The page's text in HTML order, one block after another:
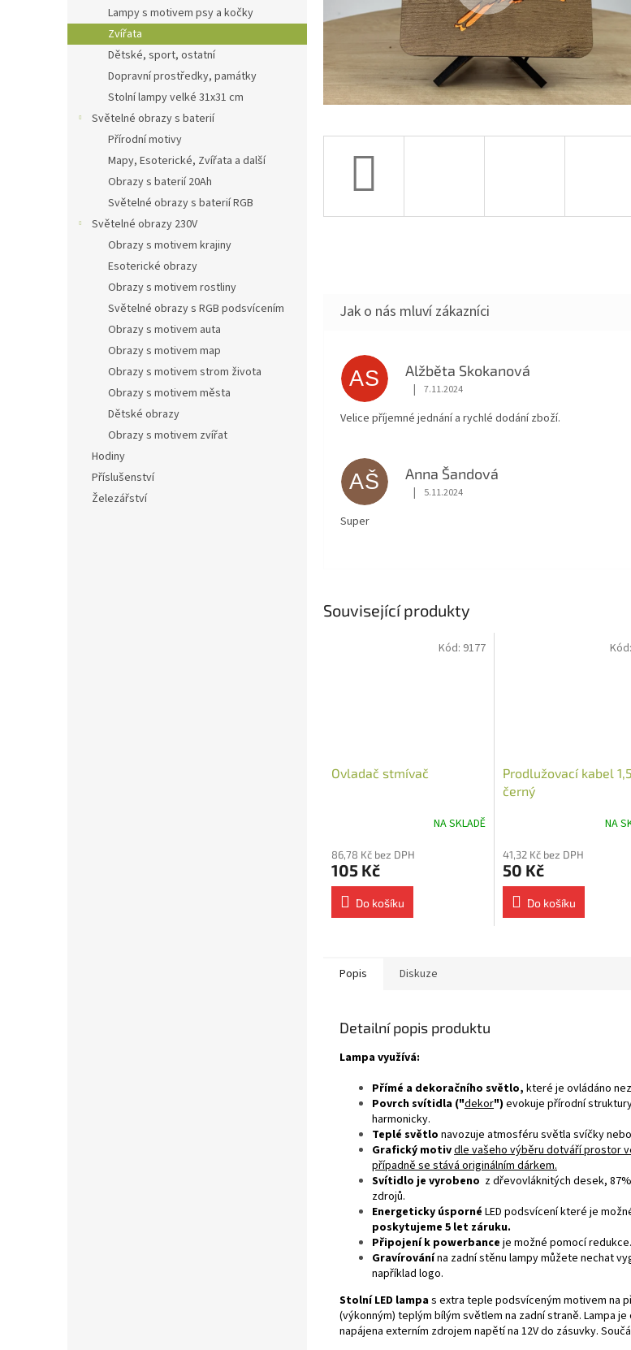
e
l
Lampy s motivem psy a kočky
Zvířata
Dětské, sport, ostatní
Dopravní prostředky, památky
Stolní lampy velké 31x31 cm
Světelné obrazy s baterií
Přírodní motivy
Mapy, Esoterické, Zvířata a další
Obrazy s baterií 20Ah
Světelné obrazy s baterií RGB
Světelné obrazy 230V
Obrazy s motivem krajiny
Esoterické obrazy
Obrazy s motivem rostliny
Světelné obrazy s RGB podsvícením
Obrazy s motivem auta
Obrazy s motivem map
Obrazy s motivem strom života
Obrazy s motivem města
Dětské obrazy
Obrazy s motivem zvířat
Hodiny
Příslušenství
Železářství
Jak o nás mluví zákazníci
AS Alžběta Skokanová
Hodnocení obchodu je 5 z 5 hvězdiček.
| 7.11.2024
Velice příjemné jednání a rychlé dodání zboží.
AŠ Anna Šandová
Hodnocení obchodu je 5 z 5 hvězdiček.
| 5.11.2024
Super
Související produkty
Ovladač stmívač
NA SKLADĚ
86,78 Kč bez DPH
105 Kč
Do košíku
Kód: 9177
Prodlužovací kabel
černý
NA
41,32 Kč bez DPH
50 Kč
Do košíku
Kód:
Popis Diskuze
Detailní popis produktu
Lampa využívá:
Přímé a dekoračního světlo, které je ovládáno
Povrch svítidla ("dekor") evokuje přírodní
harmonicky.
Teplé světlo navozuje atmosféru světla svíčky
Grafický motivdle vašeho výběru dotváří prostor
případně se stává originálním dárkem.
Svítidlo je vyrobeno z dřevovláknitých desek,
zdrojů.
Energeticky úsporné LED podsvícení které je
poskytujeme 5 let záruku.
Připojení k powerbance je možné pomocí redukce.
Gravírovánína zadní stěnu lampy můžete nechat
například logo.
Stolní LED lampas extra teple podsvíceným motivem na
(výkonným) teplým bílým světlem na zadní straně. Lampa je
napájena externím zdrojem napětí na 12V do zásuvky.